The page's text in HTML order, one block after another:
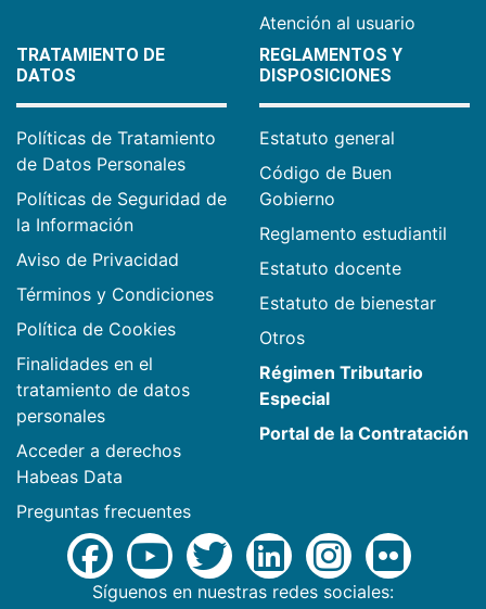
Atención al usuario
TRATAMIENTO DE
DATOS
Políticas de Tratamiento
de Datos Personales
Políticas de Seguridad de
la Información
Aviso de Privacidad
Términos y Condiciones
Política de Cookies
Finalidades en el
tratamiento de datos
personales
Acceder a derechos
Habeas Data
Preguntas frecuentes
REGLAMENTOS Y
DISPOSICIONES
Estatuto general
Código de Buen
Gobierno
Reglamento estudiantil
Estatuto docente
Estatuto de bienestar
Otros
Régimen Tributario
Especial
Portal de la Contratación
Síguenos en nuestras redes sociales: